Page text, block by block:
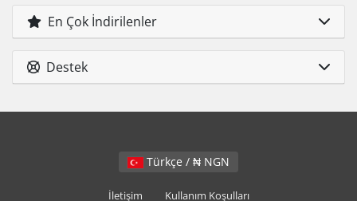
En Çok İndirilenler
Destek
Türkçe / ₦ NGN
İletişim Kullanım Koşulları